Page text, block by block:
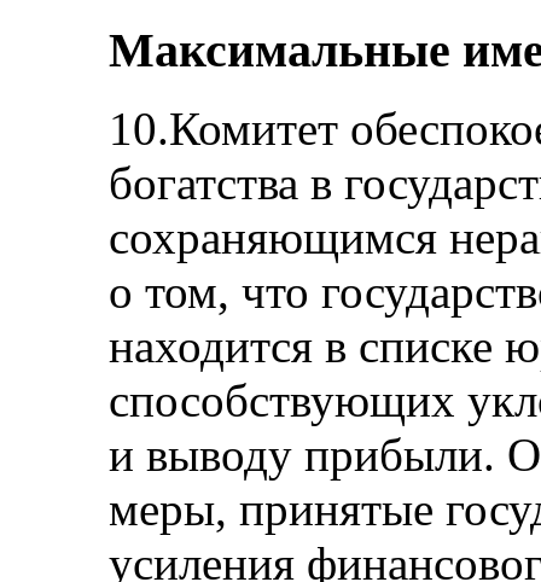
Максимальные
10.Комитет
богатства в
сохраняющимся
о том, что
находится в списке
способствующих
и выводу прибыли.
меры, принятые
усиления